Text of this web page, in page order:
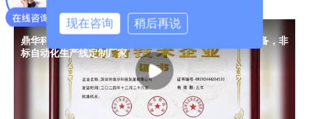
现在咨询 稍后再说